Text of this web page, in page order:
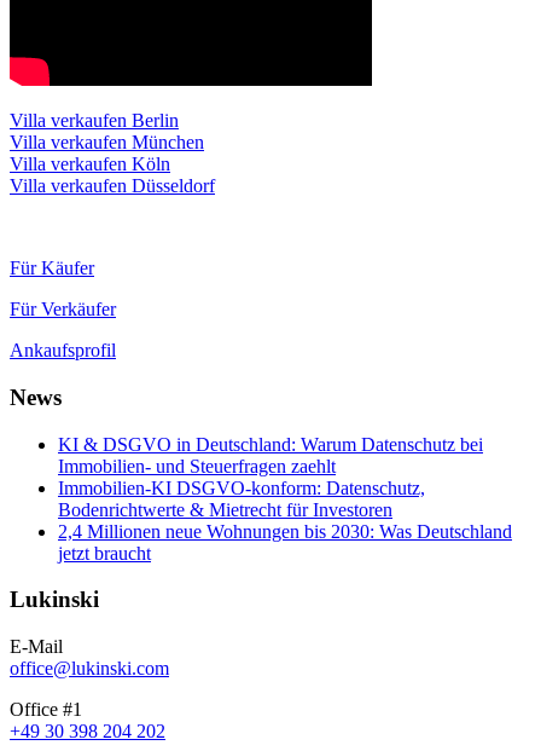
Villa verkaufen Berlin
Villa verkaufen München
Villa verkaufen Köln
Villa verkaufen Düsseldorf
Für Käufer
Für Verkäufer
Ankaufsprofil
News
KI & DSGVO in Deutschland: Warum Datenschutz bei
Immobilien- und Steuerfragen zaehlt
Immobilien-KI DSGVO-konform: Datenschutz,
Bodenrichtwerte & Mietrecht für Investoren
2,4 Millionen neue Wohnungen bis 2030: Was Deutschland
jetzt braucht
Lukinski
E-Mail
office@lukinski.com
Office #1
+49 30 398 204 202